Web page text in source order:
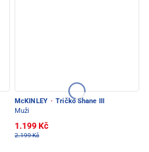
McKINLEY · Tričko Shane III
Muži
1.199 Kč
2.199 Kč